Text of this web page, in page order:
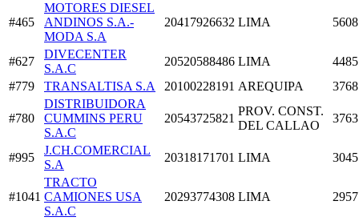
#465
MOTORES DIESEL
ANDINOS S.A.-
MODA S.A
20417926632 LIMA
#627
DIVECENTER
S.A.C
20520588486 LIMA
#779
TRANSALTISA S.A 20100228191 AREQUIPA
#780
DISTRIBUIDORA
CUMMINS PERU
S.A.C
20543725821
PROV. CONST.
DEL CALLAO
#995
J.CH.COMERCIAL
S.A
20318171701 LIMA
#1041
TRACTO
CAMIONES USA
S.A.C
20293774308 LIMA